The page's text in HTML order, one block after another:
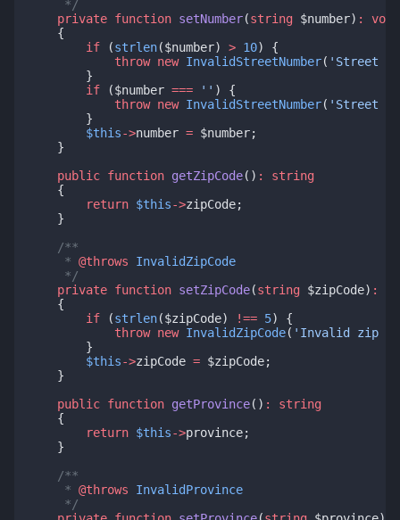
     */
private function setNumber(string $number) :
void
    {
if (strlen($number) > 10) {
throw new InvalidStreetNumber( 'Street
        }
if ($number === '' ) {
throw new InvalidStreetNumber( 'Street
        }
$this->number = $number;
    }
public function getZipCode() :
string
    {
return $this->zipCode;
    }
/**
     *
@throws
InvalidZipCode
     */
private function setZipCode(string $zipCode) :
    {
if (strlen($zipCode) !== 5) {
throw new InvalidZipCode( 'Invalid zip
        }
$this->zipCode = $zipCode;
    }
public function getProvince() :
string
    {
return $this->province;
    }
/**
     *
@throws
InvalidProvince
     */